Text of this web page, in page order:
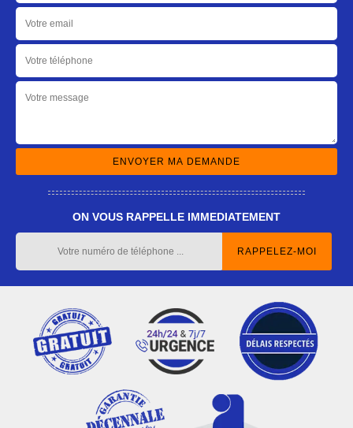
ON VOUS RAPPELLE IMMEDIATEMENT